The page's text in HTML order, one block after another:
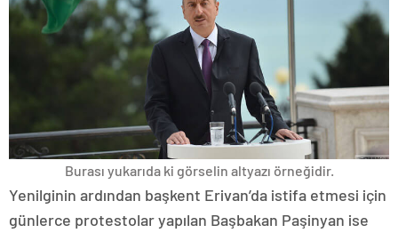
Burası yukarıda ki görselin altyazı örneğidir.
Yenilginin ardından başkent Erivan’da istifa etmesi için
günlerce protestolar yapılan Başbakan Paşinyan ise